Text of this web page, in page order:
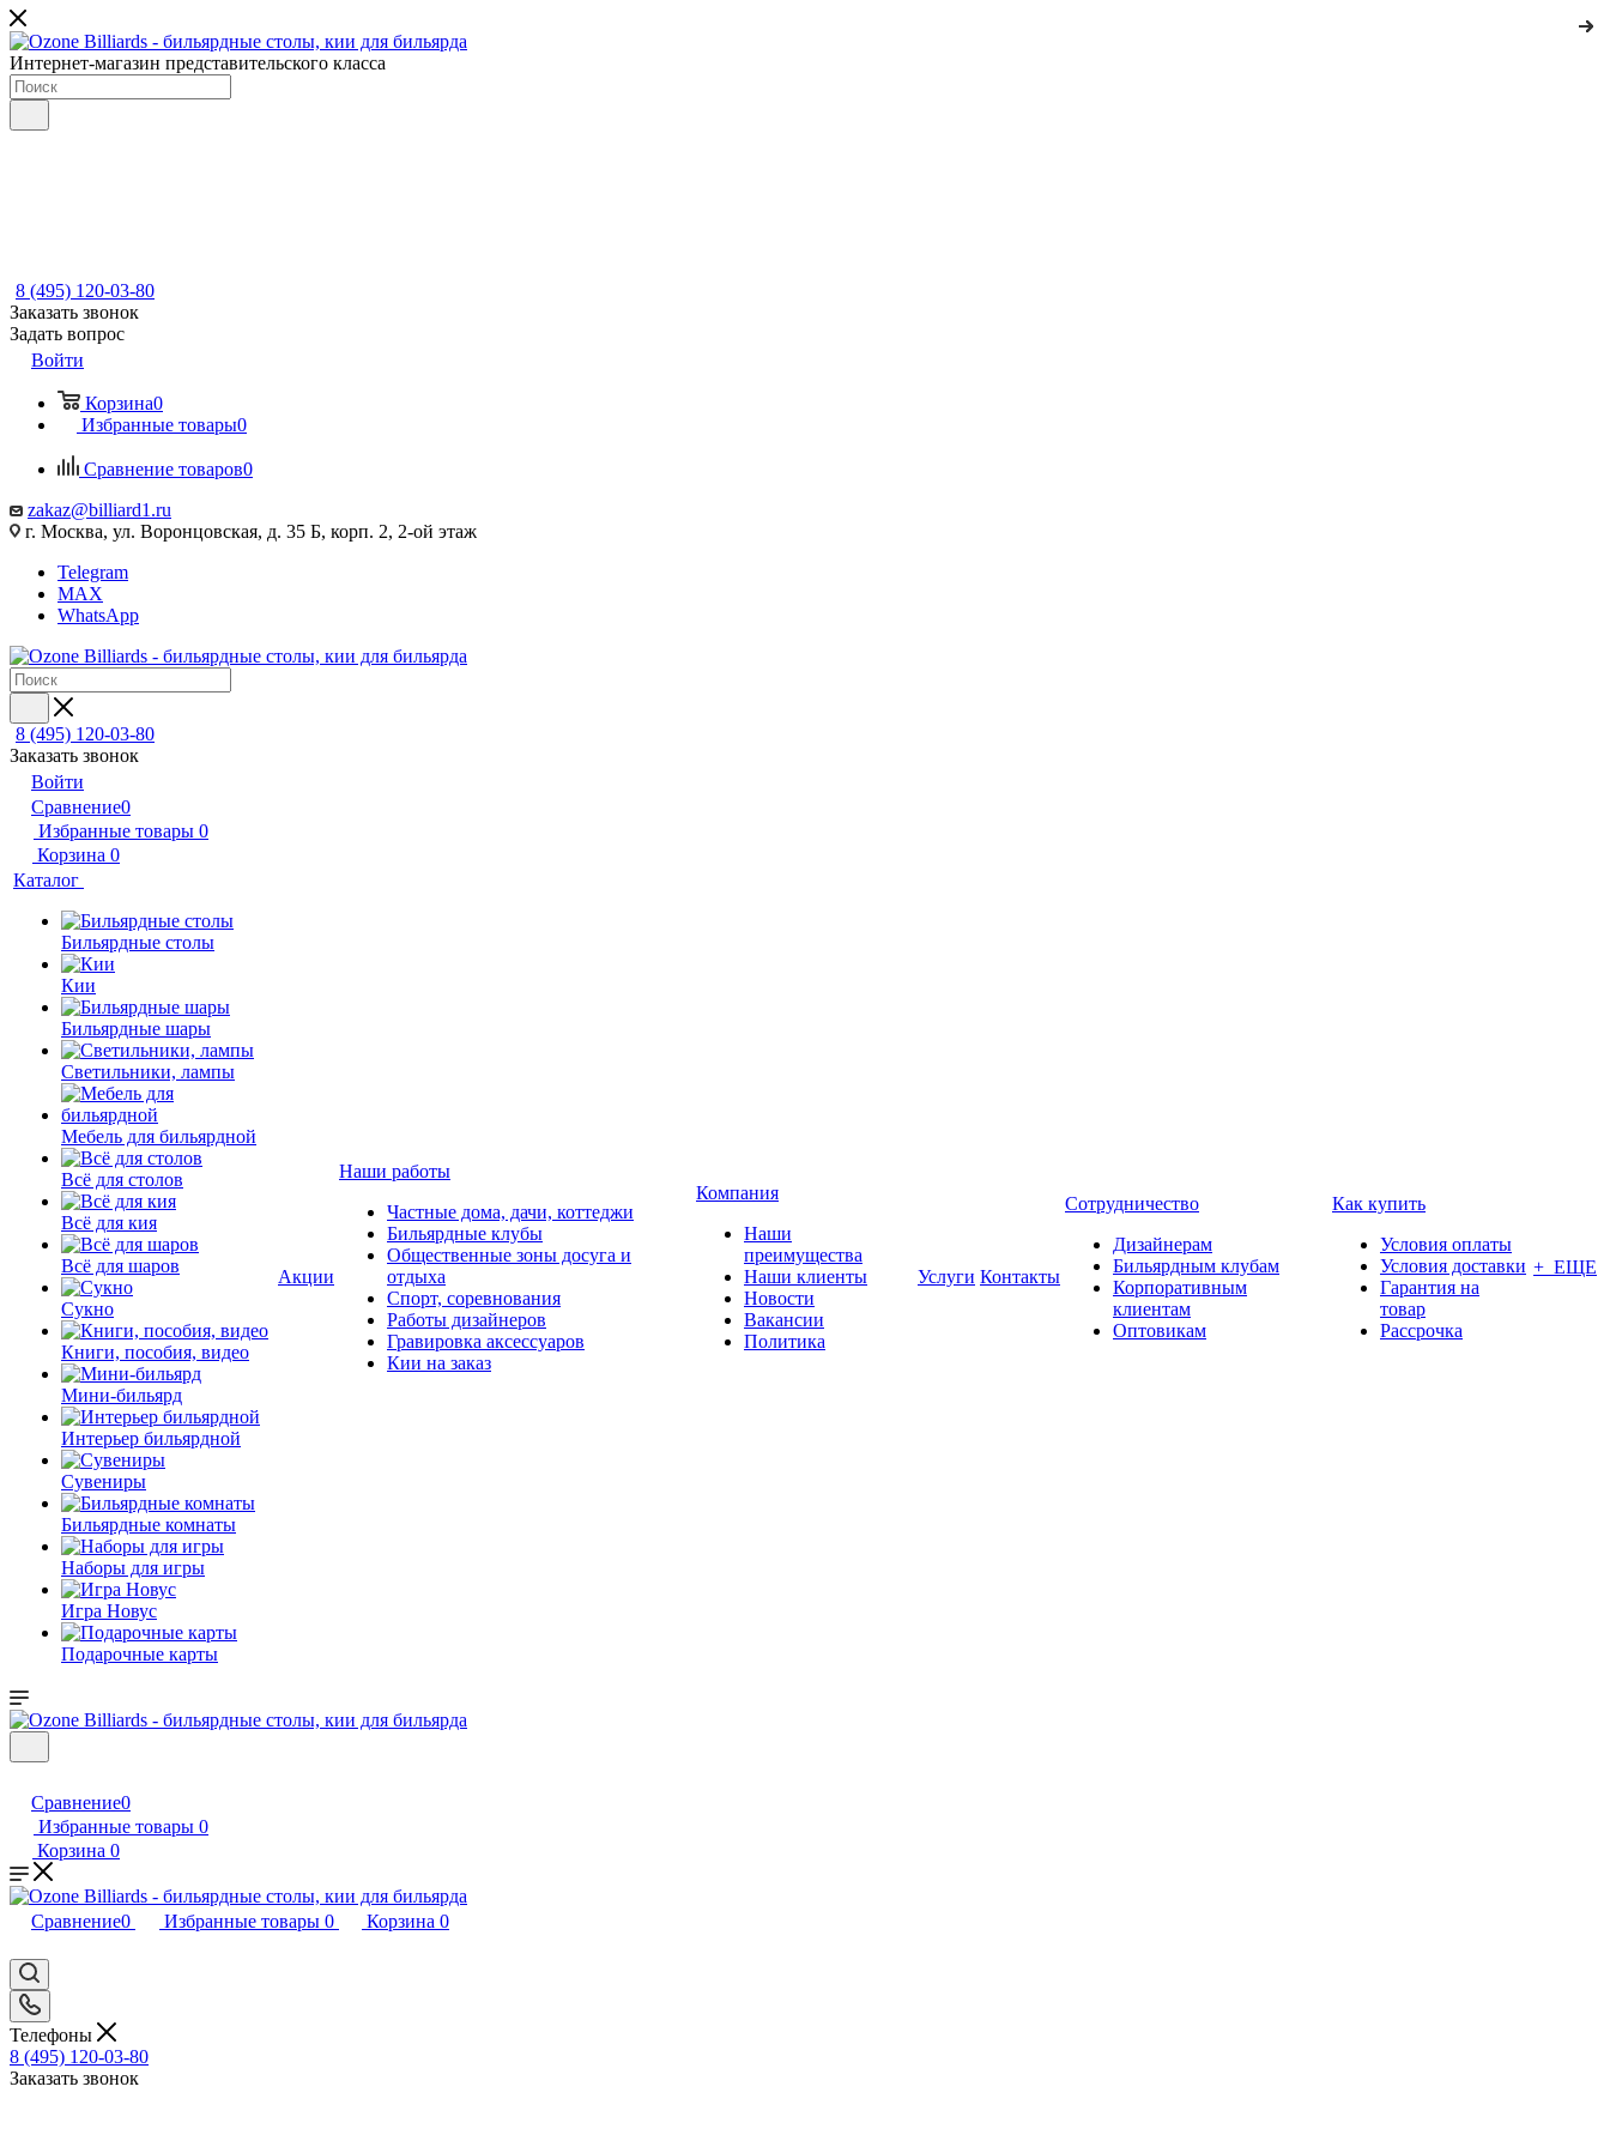
Интернет-магазин представительского класса
8 (495) 120-03-80
Заказать звонок
Задать вопрос
Войти
Корзина0
Избранные товары0
Сравнение товаров0
zakaz@billiard1.ru
г. Москва, ул. Воронцовская, д. 35 Б, корп. 2, 2-ой этаж
Telegram
MAX
WhatsApp
8 (495) 120-03-80
Заказать звонок
Войти
Сравнение0
Избранные товары 0
Корзина 0
Каталог
Бильярдные столы
Кии
Бильярдные шары
Светильники, лампы
Мебель для бильярдной
Всё для столов
Всё для кия
Всё для шаров
Сукно
Книги, пособия, видео
Мини-бильярд
Интерьер бильярдной
Сувениры
Бильярдные комнаты
Наборы для игры
Игра Новус
Подарочные карты
Акции
Наши работы
Частные дома, дачи, коттеджи
Бильярдные клубы
Общественные зоны досуга и
отдыха
Спорт, соревнования
Работы дизайнеров
Гравировка аксессуаров
Кии на заказ
Компания
Наши
преимущества
Наши клиенты
Новости
Вакансии
Политика
Услуги Контакты
Сотрудничество
Дизайнерам
Бильярдным клубам
Корпоративным
клиентам
Оптовикам
Как купить
Условия оплаты
Условия доставки
Гарантия на
товар
Рассрочка
+ ЕЩЕ
Сравнение0
Избранные товары 0
Корзина 0
Сравнение0 Избранные товары 0 Корзина 0
Телефоны
8 (495) 120-03-80
Заказать звонок